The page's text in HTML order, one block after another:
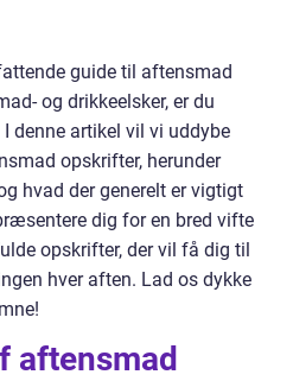
guide til aftensmad
og drikkeelsker, er du
denne artikel vil vi uddybe
opskrifter, herunder
hvad der generelt er vigtigt
dig for en bred vifte
opskrifter, der vil få dig til
hver aften. Lad os dykke
aftensmad